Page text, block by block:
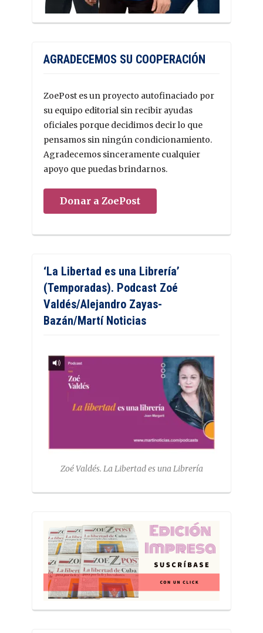
AGRADECEMOS SU COOPERACIÓN
ZoePost es un proyecto autofinaciado por
su equipo editorial sin recibir ayudas
oficiales porque decidimos decir lo que
pensamos sin ningún condicionamiento.
Agradecemos sinceramente cualquier
apoyo que puedas brindarnos.
Donar a ZoePost
‘La Libertad es una Librería’
(Temporadas). Podcast Zoé
Valdés/Alejandro Zayas-
Bazán/Martí Noticias
Zoé Valdés. La Libertad es una Librería